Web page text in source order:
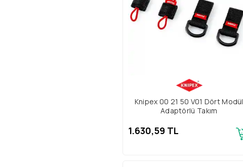
Knipex 00 21 50 V01 Dört Modül
Adaptörlü Takım
1.630,59 TL